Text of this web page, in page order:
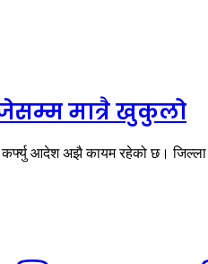
मात्रै खुकुलो
कर्फ्यु आदेश अझै कायम रहेको छ।